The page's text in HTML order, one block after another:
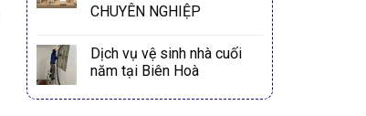
CHUYÊN NGHIỆP
Dịch vụ vệ sinh nhà cuối
năm tại Biên Hoà